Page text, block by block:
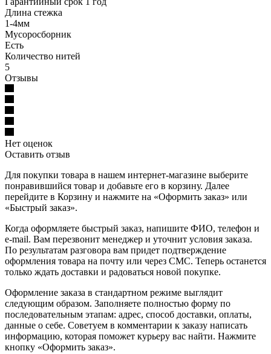
Длина стежка
1-4мм
Мусоросборник
Есть
Количество нитей
5
Отзывы
Нет оценок
Оставить отзыв
Для покупки товара в нашем интернет-магазине выберите
понравившийся товар и добавьте его в корзину. Далее
перейдите в Корзину и нажмите на «Оформить заказ» или
«Быстрый заказ».
Когда оформляете быстрый заказ, напишите ФИО, телефон и
e-mail. Вам перезвонит менеджер и уточнит условия заказа.
По результатам разговора вам придет подтверждение
оформления товара на почту или через СМС. Теперь останется
только ждать доставки и радоваться новой покупке.
Оформление заказа в стандартном режиме выглядит
следующим образом. Заполняете полностью форму по
последовательным этапам: адрес, способ доставки, оплаты,
данные о себе. Советуем в комментарии к заказу написать
информацию, которая поможет курьеру вас найти. Нажмите
кнопку «Оформить заказ».